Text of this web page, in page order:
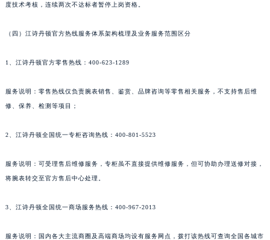
度技术考核，连续两次不达标者暂停上岗资格。
（四）江诗丹顿官方热线服务体系架构梳理及业务服务范围区分
1、江诗丹顿官方零售热线：400-623-1289
服务说明：零售热线仅负责腕表销售、鉴赏、品牌咨询等零售相关服务，不支持售后维
修、保养、检测等项目；
2、江诗丹顿全国统一专柜咨询热线：400-801-5523
服务说明：可受理售后维修服务，专柜虽不直接提供维修服务，但可协助办理送修对接，
将腕表转交至官方售后中心处理。
3、江诗丹顿全国统一商场服务热线：400-967-2013
服务说明：国内各大主流商圈及高端商场均设有服务网点，拨打该热线可查询全国各城市